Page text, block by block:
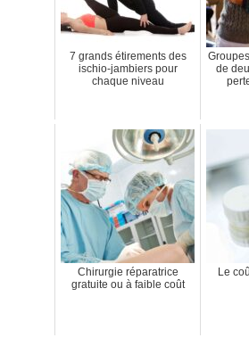
7 grands étirements des
ischio-jambiers pour
chaque niveau
de
Chirurgie réparatrice
gratuite ou à faible coût
Le